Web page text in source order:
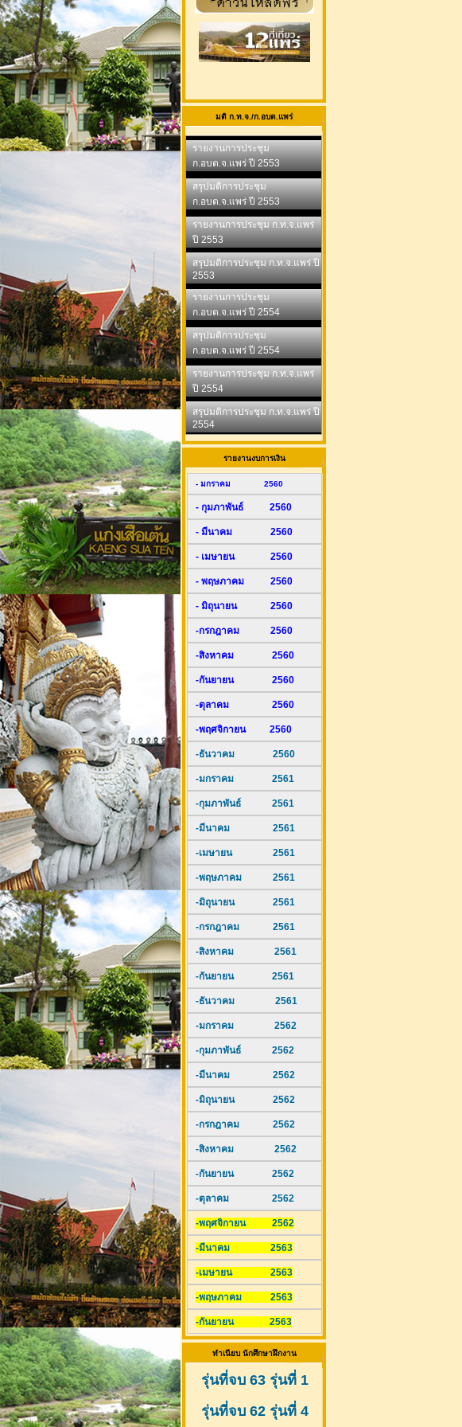
มติ ก.ท.จ./ก.อบต.แพร่
รายงานการประชุม
ก.อบต.จ.แพร่ ปี 2553
สรุปมติการประชุม
ก.อบต.จ.แพร่ ปี 2553
รายงานการประชุม ก.ท.จ.แพร่
ปี 2553
สรุปมติการประชุม ก.ท.จ.แพร่ ปี
2553
รายงานการประชุม
ก.อบต.จ.แพร่ ปี 2554
สรุปมติการประชุม
ก.อบต.จ.แพร่ ปี 2554
รายงานการประชุม ก.ท.จ.แพร่
ปี 2554
สรุปมติการประชุม ก.ท.จ.แพร่ ปี
2554
รายงานงบการเงิน
- มกราคม 2560
- กุมภาพันธ์ 2560
- มีนาคม 2560
- เมษายน 2560
- พฤษภาคม 2560
- มิถุนายน 2560
-กรกฎาคม 2560
-สิงหาคม 2560
-กันยายน 2560
-ตุลาคม 2560
-พฤศจิกายน 2560
-ธันวาคม 2560
-มกราคม 2561
-กุมภาพันธ์ 2561
-มีนาคม 2561
-เมษายน 2561
-พฤษภาคม 2561
-มิถุนายน 2561
-กรกฎาคม 2561
-สิงหาคม 2561
-กันยายน 2561
-ธันวาคม 2561
-มกราคม 2562
-กุมภาพันธ์ 2562
-มีนาคม 2562
-มิถุนายน 2562
-กรกฎาคม 2562
-สิงหาคม 2562
-กันยายน 2562
-ตุลาคม 2562
-พฤศจิกายน 2562
-มีนาคม 2563
-เมษายน 2563
-พฤษภาคม 2563
-กันยายน 2563
ทำเนียบ นักศึกษาฝึกงาน
รุ่นที่จบ 63 รุ่นที่ 1
รุ่นที่จบ 62 รุ่นที่ 4